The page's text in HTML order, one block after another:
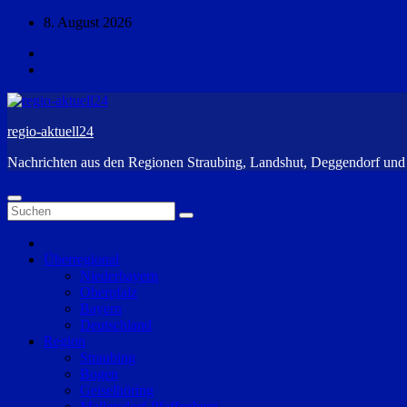
Zum
springen
8. August 2026
regio-aktuell24
Nachrichten aus den Regionen Straubing, Landshut, Deggendorf
Überregional
Niederbayern
Oberpfalz
Bayern
Deutschland
Region
Straubing
Bogen
Geiselhöring